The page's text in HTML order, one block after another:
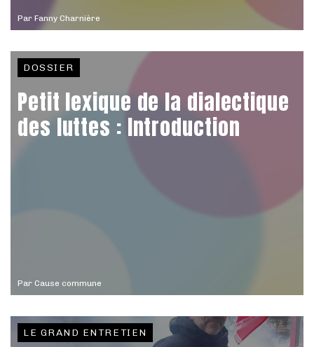
Par Fanny Charnière
Par Cause commune
DOSSIER
Petit lexique de la dialectique
des luttes : Introduction
LE GRAND ENTRETIEN